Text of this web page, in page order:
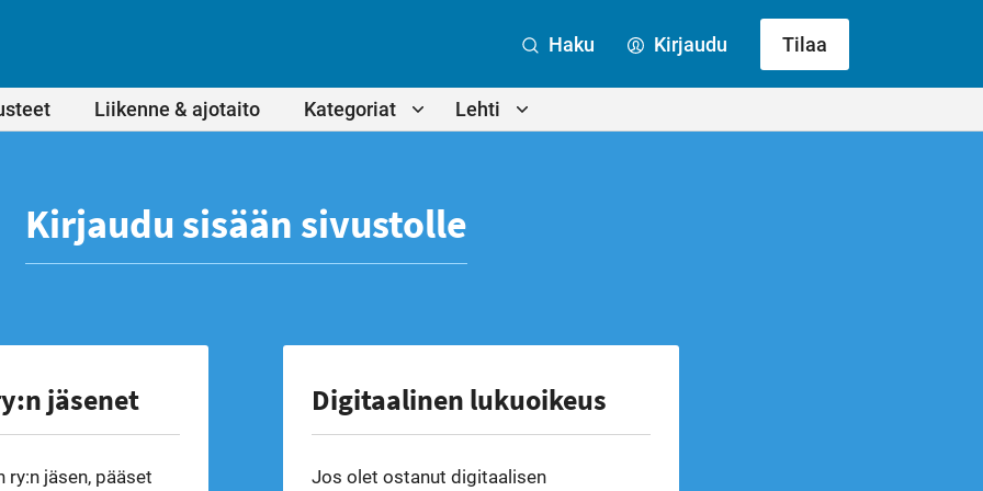
Liikenne & ajotaito Kategoriat Lehti
Haku Kirjaudu Tilaa
Kirjaudu sisään sivustolle
jäsenet
ry:n jäsen, pääset
Digitaalinen lukuoikeus
Jos olet ostanut digitaalisen